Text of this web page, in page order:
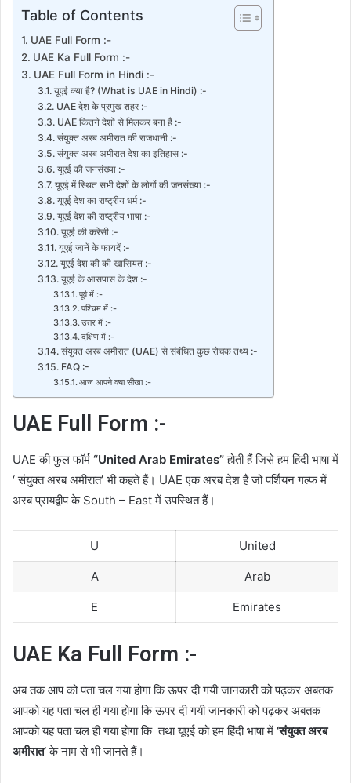
Table of Contents
UAE Full Form :-
UAE Ka Full Form :-
UAE Full Form in Hindi :-
यूएई क्या है? (What is UAE in Hindi) :-
UAE देश के प्रमुख शहर :-
UAE कितने देशों से मिलकर बना है :-
संयुक्त अरब अमीरात की राजधानी :-
संयुक्त अरब अमीरात देश का इतिहास :-
यूएई की जनसंख्या :-
यूएई में स्थित सभी देशों के लोगों की जनसंख्या :-
यूएई देश का राष्ट्रीय धर्म :-
यूएई देश की राष्ट्रीय भाषा :-
यूएई की करेंसी :-
यूएई जानें के फायदें :-
यूएई देश की की खासियत :-
यूएई के आसपास के देश :-
पूर्व में :-
पश्चिम में :-
उत्तर में :-
दक्षिण में :-
संयुक्त अरब अमीरात (UAE) से संबंधित कुछ रोचक तथ्य :-
FAQ :-
आज आपने क्या सीखा :-
UAE Full Form :-
UAE की फुल फॉर्म “United Arab Emirates”होती हैं जिसे हम हिंदी भाषा में
‘ संयुक्त अरब अमीरात’ भी कहते हैं। UAE एक अरब देश हैं जो पर्शियन गल्फ में
अरब प्रायद्वीप के South – East में उपस्थित हैं।
U United
A Arab
E Emirates
UAE Ka Full Form :-
अब तक आप को पता चल गया होगा कि ऊपर दी गयी जानकारी को पढ़कर अबतक
आपको यह पता चल ही गया होगा कि ऊपर दी गयी जानकारी को पढ़कर अबतक
आपको यह पता चल ही गया होगा कि तथा यूएई को हम हिंदी भाषा में ‘संयुक्त अरब
अमीरात’के नाम से भी जानते हैं।